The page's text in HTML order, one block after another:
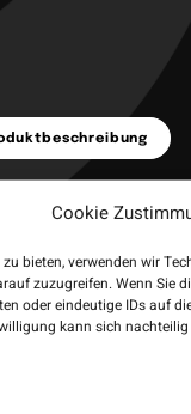
Cookie
bieten, verwenden wir
zuzugreifen. Wenn Sie
oder eindeutige IDs auf
kann sich
van Duijvenbode
Kaufe jetzt die neuen
Hingucker am